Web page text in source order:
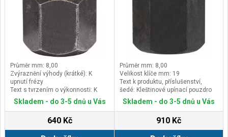
Průměr mm: 8,00
Zvýraznění výhody (krátké): K
upnutí frézy
Text s tvrzením o výkonnosti: K
upnutí frézy
(Verze), klíčový důvod RTB:
Kompatibilní s ohraňovací frézou
Bosch GKF 600 Professional
Skladem - do 3-5 dnů u Vás
640 Kč
Průměr mm: 8,00
Velikost klíče mm: 19
Text k produktu, příslušenství,
šedé: Kleštinové upínací pouzdro
Skladem - do 3-5 dnů u Vás
910 Kč